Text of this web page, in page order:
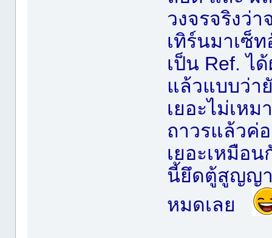
วงจรจริงว่า
เทิร์นมาเซ็
เป็น Ref. ไ
แล้วแบบว่า
เยอะไม่เห
ถาวรแล้วค่
เยอะเหมือ
นี้ยึดตู้สูญญา
หมดเลย